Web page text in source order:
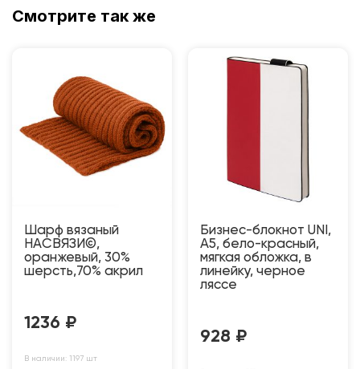
Смотрите так же
Шарф вязаный
НАСВЯЗИ©,
оранжевый, 30%
шерсть,70% акрил
1236 ₽
В наличии: 1197 шт
Бизнес-блокнот UNI,
A5, бело-красный,
мягкая обложка, в
линейку, черное
ляссе
928 ₽